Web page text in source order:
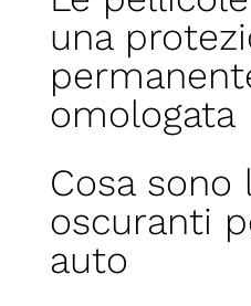
una
omologata
Cosa sono
oscuranti
auto